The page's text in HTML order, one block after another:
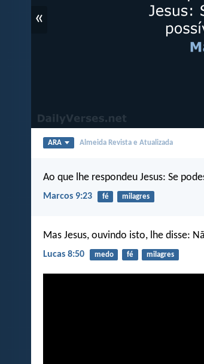
«
ARA Almeida Revista e Atualizada
Ao que lhe respondeu Jesus: Se
Marcos 9:23 fé milagres
Mas Jesus, ouvindo isto, lhe disse:
Lucas 8:50 medo fé milagres